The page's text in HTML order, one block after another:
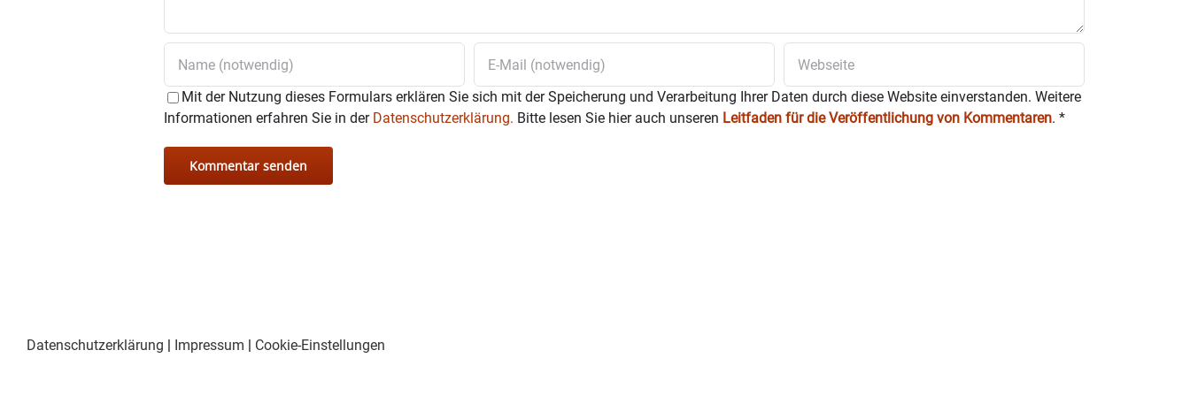
Mit der Nutzung dieses Formulars erklären Sie sich mit der Speicherung und Verarbeitung Ihrer Daten durch diese Website einverstanden. Weitere
Informationen erfahren Sie in der Datenschutzerklärung. Bitte lesen Sie hier auch unseren Leitfaden für die Veröffentlichung von Kommentaren. *
Datenschutzerklärung | Impressum | Cookie-Einstellungen